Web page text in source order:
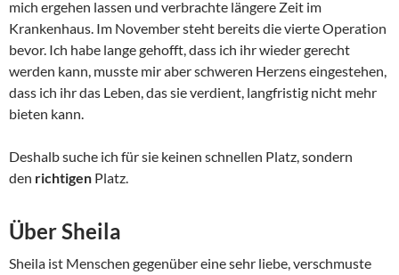
mich ergehen lassen und verbrachte längere Zeit im
Krankenhaus. Im November steht bereits die vierte Operation
bevor. Ich habe lange gehofft, dass ich ihr wieder gerecht
werden kann, musste mir aber schweren Herzens eingestehen,
dass ich ihr das Leben, das sie verdient, langfristig nicht mehr
bieten kann.
Deshalb suche ich für sie keinen schnellen Platz, sondern
den richtigen Platz.
Über Sheila
Sheila ist Menschen gegenüber eine sehr liebe, verschmuste